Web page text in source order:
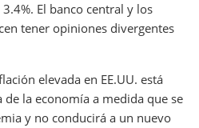
El banco central y los
tener opiniones divergentes
elevada en EE.UU. está
la economía a medida que se
y no conducirá a un nuevo